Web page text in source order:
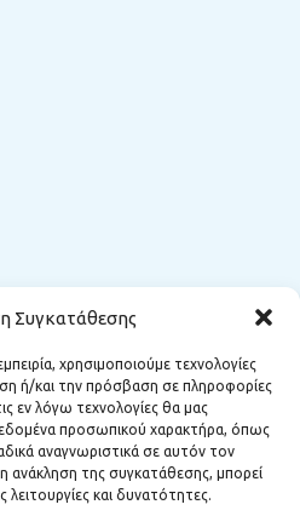
Συγκατάθεσης
χρησιμοποιούμε τεχνολογίες
ή/και την πρόσβαση σε πληροφορίες
εν λόγω τεχνολογίες θα μας
προσωπικού χαρακτήρα, όπως
αναγνωριστικά σε αυτόν τον
ανάκληση της συγκατάθεσης, μπορεί
λειτουργίες και δυνατότητες.
Τ.Κ. 501 00
Σούλα 1, Τ.Κ. 531 00
6, Τ.Κ. 222 00